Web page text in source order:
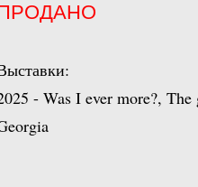
- Was I ever more?,